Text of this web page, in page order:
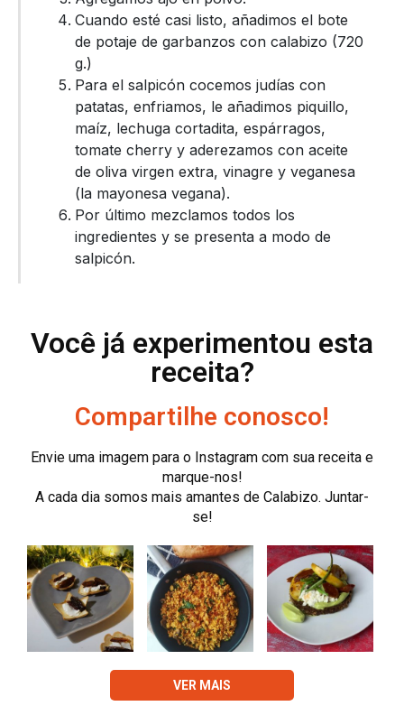
Cuando esté casi listo, añadimos el bote
de potaje de garbanzos con calabizo (720
g.)
Para el salpicón cocemos judías con
patatas, enfriamos, le añadimos piquillo,
maíz, lechuga cortadita, espárragos,
tomate cherry y aderezamos con aceite
de oliva virgen extra, vinagre y veganesa
(la mayonesa vegana).
Por último mezclamos todos los
ingredientes y se presenta a modo de
salpicón.
Você já experimentou esta
receita?
Compartilhe conosco!
Envie uma imagem para o Instagram com sua receita e
marque-nos!
A cada dia somos mais amantes de Calabizo. Juntar-
se!
VER MAIS